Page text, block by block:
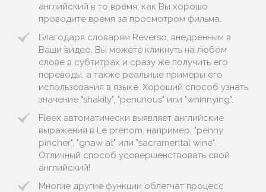
английский в то время, как Вы хорошо
проводите время за просмотром фильма.
Благодаря словарям Reverso, внедренным в
Ваши видео, Вы можете кликнуть на любом
слове в субтитрах и сразу же получить его
переводы, а также реальные примеры его
использования в языке. Хороший способ узнать
значение "shakily", "penurious" или "whinnying".
Fleex автоматически выявляет английские
выражения в Le prénom, например, "penny
pincher", "gnaw at" или "sacramental wine".
Отличный способ усовершенствовать свой
английский!
Многие другие функции облегчат процесс